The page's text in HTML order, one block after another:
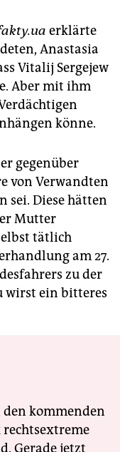
erklärte
Anastasia
Vitalij Sergejew
Aber mit ihm
könne.
gegenüber
von Verwandten
sei. Diese hätten
Mutter
tätlich
am 27.
zu der
wirst ein bitteres
den kommenden
Gerade jetzt